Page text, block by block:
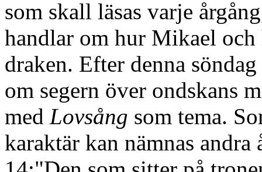
som skall läsas varje
handlar om hur Mikael
draken. Efter denna
om segern över ondskans
med Lovsång som tema.
karaktär kan nämnas